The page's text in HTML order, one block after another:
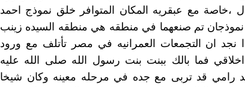
،خاصة مع عبقريه المكان المتوافر خلق نموذج احمد
نموذجان تم صنعهما في منطقه هي منطقه السيده زينب
نجد ان التجمعات العمرانيه في مصر تأتلف مع ورود
فما بالك ببنت بنت رسول الله صلى الله عليه
رامي قد تربى مع جده في مرحله معينه وكان شيخا